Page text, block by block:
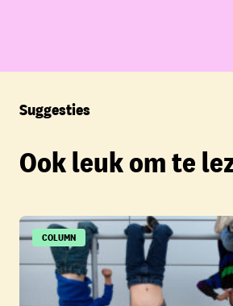
Suggesties
Ook leuk om te
COLUMN